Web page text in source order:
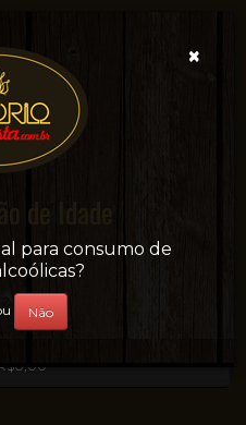
e adega on-line!
×
de Idade
para consumo de
Não